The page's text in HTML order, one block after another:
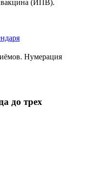
вакцина (ИПВ).
Нумерация
до трех